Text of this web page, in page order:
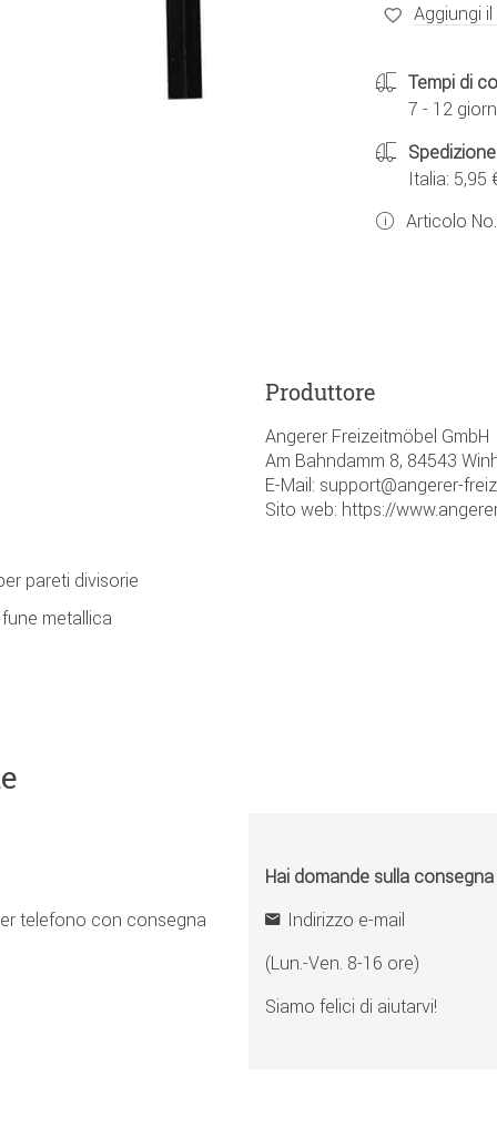
Aggiungi
Tempi di
7 - 12
Italia: 5,95
Articolo
pareti divisorie
metallica
Produttore
Angerer Freizeitmöbel GmbH
Am Bahndamm 8, 84543
E-Mail: support@angerer-
Sito web: https://
telefono con consegna
Hai domande sulla
Indirizzo e-mail
(Lun.-Ven. 8-16 ore)
Siamo felici di aiutarvi!